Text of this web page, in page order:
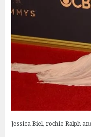
Jessica Biel, rochie Ralph